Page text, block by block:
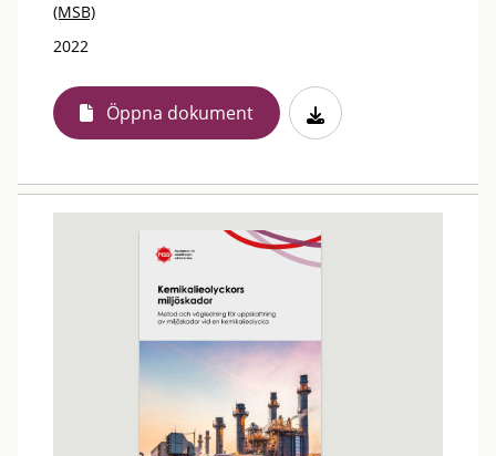
(MSB)
2022
Öppna dokument